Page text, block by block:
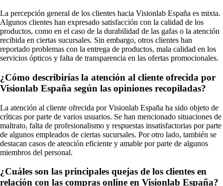
La percepción general de los clientes hacia Visionlab España es mixta.
Algunos clientes han expresado satisfacción con la calidad de los
productos, como en el caso de la durabilidad de las gafas o la atención
recibida en ciertas sucursales. Sin embargo, otros clientes han
reportado problemas con la entrega de productos, mala calidad en los
servicios ópticos y falta de transparencia en las ofertas promocionales.
¿Cómo describirías la atención al cliente ofrecida por
Visionlab España según las opiniones recopiladas?
La atención al cliente ofrecida por Visionlab España ha sido objeto de
críticas por parte de varios usuarios. Se han mencionado situaciones de
maltrato, falta de profesionalismo y respuestas insatisfactorias por parte
de algunos empleados de ciertas sucursales. Por otro lado, también se
destacan casos de atención eficiente y amable por parte de algunos
miembros del personal.
¿Cuáles son las principales quejas de los clientes en
relación con las compras online en Visionlab España?